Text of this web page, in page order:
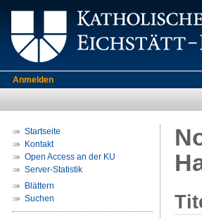
Anmelden
Startseite
Kontakt
Open Access an der KU
Server-Statistik
Blättern
Suchen